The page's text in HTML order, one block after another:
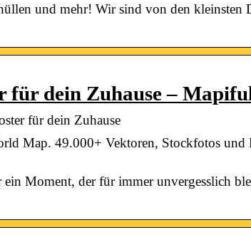
und mehr! Wir sind von den kleinsten
für dein Zuhause –
für dein Zuhause
Map. 49.000+ Vektoren, Stockfotos
ein Moment, der für immer unvergesslich